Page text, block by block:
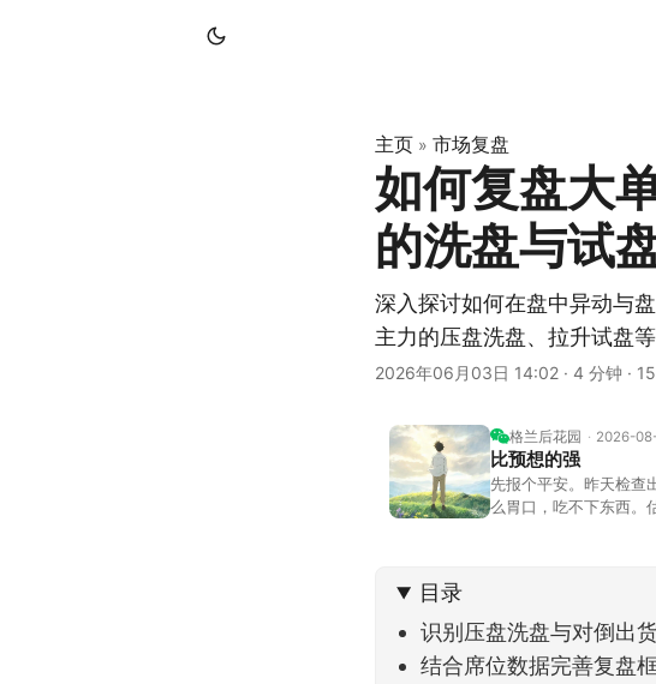
主页 » 市场复盘
如何复盘大
的洗盘与试
深入探讨如何在盘中异动与
主力的压盘洗盘、拉升试盘等
2026年06月03日 14:02 · 4 分钟 ·
格兰后花园 2026-
比预想的强
先报个平安。昨天检查
么胃口，吃不下东西。
目录
识别压盘洗盘与对倒出
结合席位数据完善复盘